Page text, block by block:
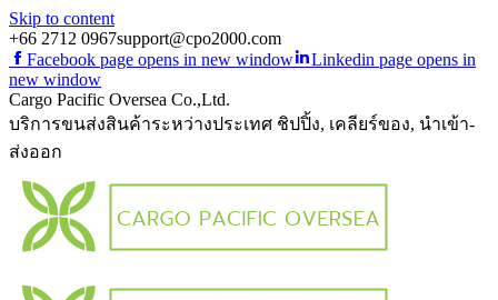
Skip to content
+66 2712 0967support@cpo2000.com
Facebook page opens in new window
Linkedin page opens in
new window
Cargo Pacific Oversea Co.,Ltd.
บริการขนส่งสินค้าระหว่างประเทศ ชิปปิ้ง, เคลียร์ของ, นำเข้า-
ส่งออก